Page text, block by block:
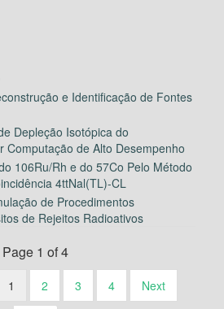
e Identificação de Fontes
Depleção Isotópica do
Computação de Alto Desempenho
106Ru/Rh e do 57Co Pelo Método
4ttNal(TL)-CL
de Procedimentos
de Rejeitos Radioativos
Page 1 of 4
1 2 3 4 Next